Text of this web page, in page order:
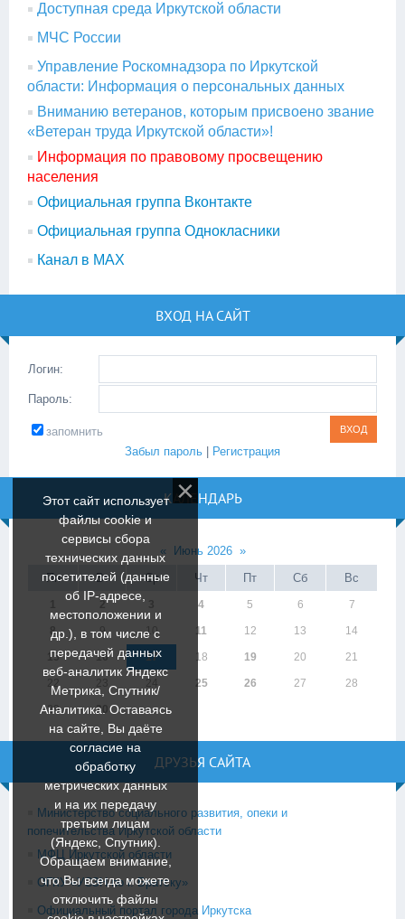
Доступная среда Иркутской области
МЧС России
Управление Роскомнадзора по Иркутской
области: Информация о персональных данных
Вниманию ветеранов, которым присвоено звание
«Ветеран труда Иркутской области»!
Информация по правовому просвещению
населения
Официальная группа Вконтакте
Официальная группа Однокласники
Канал в МАХ
ВХОД НА САЙТ
Логин:
Пароль:
запомнить
Забыл пароль
Регистрация
КАЛЕНДАРЬ
« Июнь 2026 »
Пн
Вт Ср Чт Пт Сб Вс
4 5 6 7
8 9 10 11 12 13 14
15 16 17 18 19 20 21
22 25 26 27 28
29 30
ДРУЗЬЯ САЙТА
Министерство социального развития, опеки и
попечительства Иркутской области
МФЦ Иркутской области
ОГКУ «УСЗН по г. Братску»
Официальный портал города Иркутска
Этот сайт использует
файлы cookie и
сервисы сбора
технических данных
посетителей (данные
об IP-адресе,
местоположении и
др.), в том числе с
передачей данных
веб-аналитик Яндекс
Метрика, Спутник/
Аналитика. Оставаясь
на сайте, Вы даёте
согласие на
обработку
метрических данных
и на их передачу
третьим лицам
(Яндекс, Спутник).
Обращаем внимание,
что Вы всегда можете
отключить файлы